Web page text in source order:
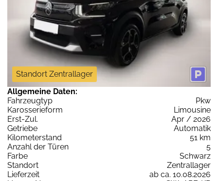
Standort Zentrallager
Allgemeine Daten:
Fahrzeugtyp
Pkw
Karosserieform
Limousine
Erst-Zul.
Apr / 2026
Getriebe
Automatik
Kilometerstand
51 km
Anzahl der Türen
5
Farbe
Schwarz
Standort
Zentrallager
Lieferzeit
ab ca. 10.08.2026